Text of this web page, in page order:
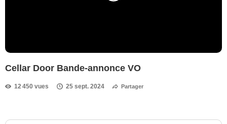
Cellar Door Bande-annonce VO
12 450 vues 25 sept. 2024 Partager